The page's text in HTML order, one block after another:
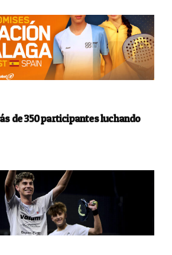
de 350 participantes luchando